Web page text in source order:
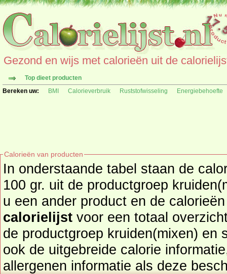
Gezond en wijs met calorieën uit de
Top dieet producten
Bereken uw:
BMI Calorieverbruik Ruststofwisseling Energiebehoefte
Calorieën van producten
In onderstaande tabel staan de
100 gr. uit de productgroep
u een ander product en de
calorielijst voor een totaal overzicht of bekijk alle producten
de productgroep kruiden(mixen) en
ook de uitgebreide calorie
allergenen informatie als deze